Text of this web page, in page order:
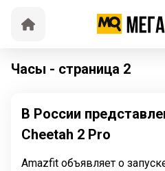
Часы - страница 2
В России
Cheetah 2 Pro
Amazfit объявляет о